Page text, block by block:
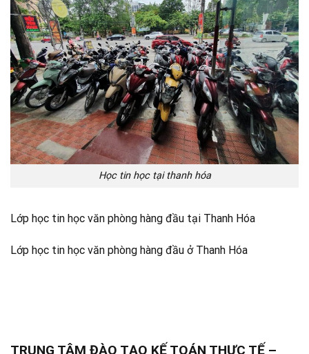
Học tin học tại thanh hóa
Lớp học tin học văn phòng hàng đầu tại Thanh Hóa
Lớp học tin học văn phòng hàng đầu ở Thanh Hóa
TRUNG TÂM ĐÀO TẠO KẾ TOÁN THỰC TẾ –